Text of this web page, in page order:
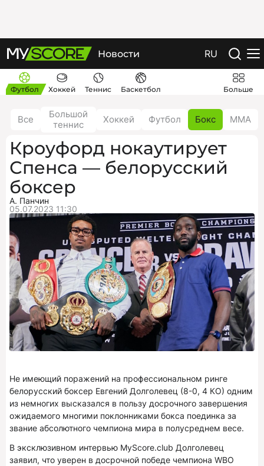
Новости RU
Футбол Хоккей Теннис Баскетбол Больше
Все
Большой
теннис
Хоккей Футбол Бокс ММА
Кроуфорд нокаутирует
Спенса — белорусский
боксер
А. Панчин
05.07.2023 11:30
Не имеющий поражений на профессиональном ринге
белорусский боксер Евгений Долголевец (8-0, 4 КО) одним
из немногих высказался в пользу досрочного завершения
ожидаемого многими поклонниками бокса поединка за
звание абсолютного чемпиона мира в полусреднем весе.
В эксклюзивном интервью MyScore.club Долголевец
заявил, что уверен в досрочной победе чемпиона WBO